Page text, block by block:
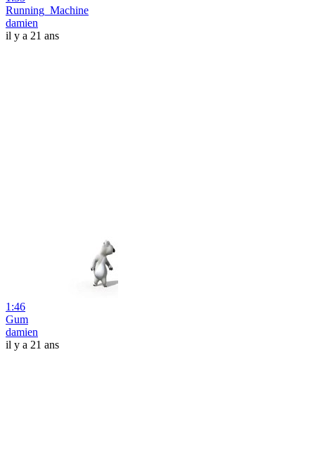
Running_Machine
damien
il y a 21 ans
1:46
Gum
damien
il y a 21 ans